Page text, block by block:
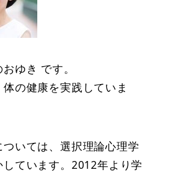
ゆき です。
の健康を実践していま
いては、選択理論心理学
しています。2012年より学